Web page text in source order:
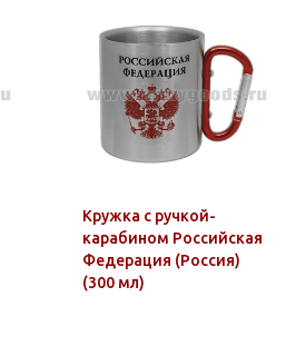
Кружка с ручкой-
карабином Российская
Федерация (Россия)
(300 мл)